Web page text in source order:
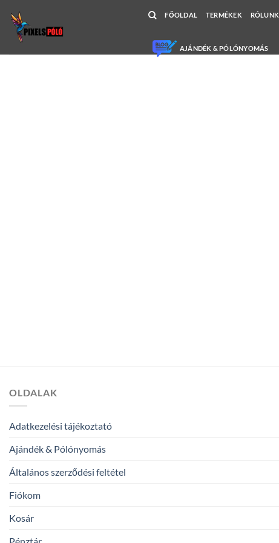
content
FŐOLDAL TERMÉKEK RÓLUNK
AJÁNDÉK & PÓLÓNYOMÁS
OLDALAK
Adatkezelési tájékoztató
Ajándék & Pólónyomás
Általános szerződési feltétel
Fiókom
Kosár